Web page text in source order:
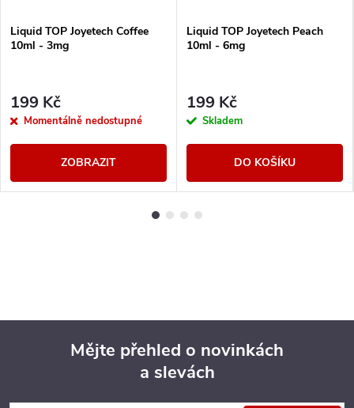
Liquid TOP Joyetech Coffee
10ml - 3mg
199 Kč
Momentálně nedostupné
ZOBRAZIT
Liquid TOP Joyetech Peach
10ml - 6mg
199 Kč
Skladem
DO KOŠÍKU
Mějte přehled o novinkách
a slevách